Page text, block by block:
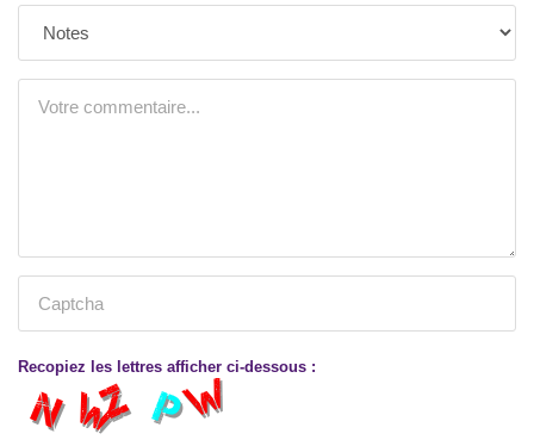
Recopiez les lettres afficher ci-dessous :